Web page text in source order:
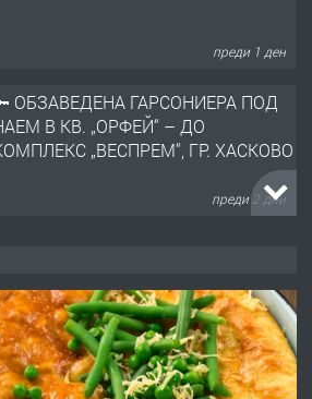
преди 1 ден
ОБЗАВЕДЕНА ГАРСОНИЕРА ПОД
В КВ. „ОРФЕЙ“ – ДО
„ВЕСПРЕМ“, ГР. ХАСКОВО
преди 2 дни
В ЦЕНТЪРА НА ГР.
преди 3 дни